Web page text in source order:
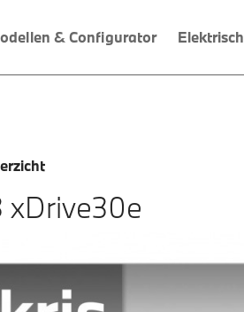
& Configurator Elektrisch
xDrive30e